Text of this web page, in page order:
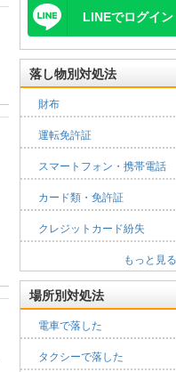
LINEでログイン
落し物別対処法
財布
運転免許証
スマートフォン・携帯電話
カード類・免許証
クレジットカード紛失
もっと見る
場所別対処法
電車で落した
タクシーで落した